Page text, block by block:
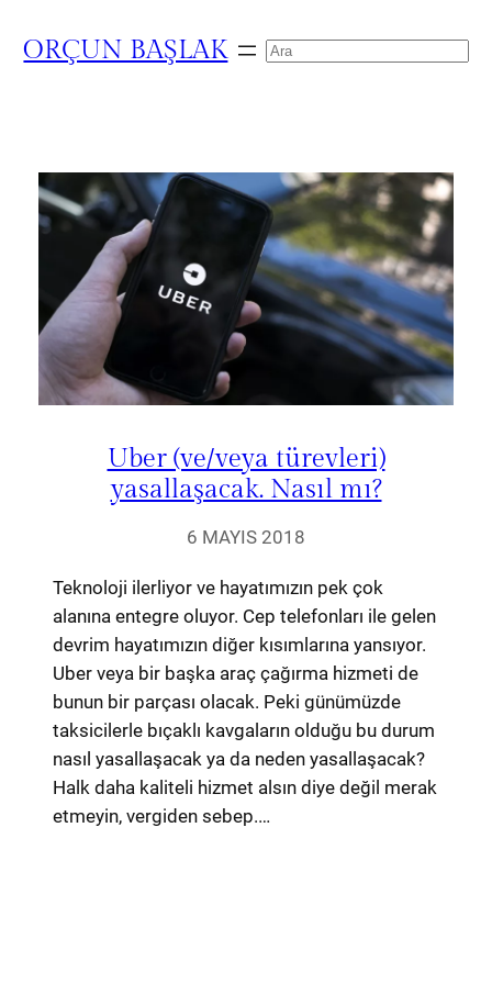
ORÇUN BAŞLAK Search
Uber (ve/veya türevleri)
yasallaşacak. Nasıl mı?
6 MAYIS 2018
Teknoloji ilerliyor ve hayatımızın pek çok
alanına entegre oluyor. Cep telefonları ile gelen
devrim hayatımızın diğer kısımlarına yansıyor.
Uber veya bir başka araç çağırma hizmeti de
bunun bir parçası olacak. Peki günümüzde
taksicilerle bıçaklı kavgaların olduğu bu durum
nasıl yasallaşacak ya da neden yasallaşacak?
Halk daha kaliteli hizmet alsın diye değil merak
etmeyin, vergiden sebep.…